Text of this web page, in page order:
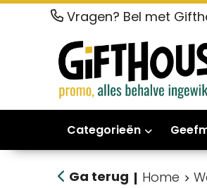
Vragen? Bel met
Categorieën
Ga terug | Home